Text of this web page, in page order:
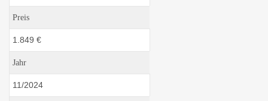
Preis
1.849 €
Jahr
11/2024